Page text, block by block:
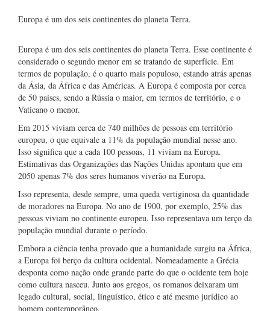
Europa é um dos seis continentes do planeta Terra.
Europa é um dos seis continentes do planeta Terra. Esse continente é
considerado o segundo menor em se tratando de superfície. Em
termos de população, é o quarto mais populoso, estando atrás apenas
da Ásia, da África e das Américas. A Europa é composta por cerca
de 50 países, sendo a Rússia o maior, em termos de território, e o
Vaticano o menor.
Em 2015 viviam cerca de 740 milhões de pessoas em território
europeu, o que equivale a 11% da população mundial nesse ano.
Isso significa que a cada 100 pessoas, 11 viviam na Europa.
Estimativas das Organizações das Nações Unidas apontam que em
2050 apenas 7% dos seres humanos viverão na Europa.
Isso representa, desde sempre, uma queda vertiginosa da quantidade
de moradores na Europa. No ano de 1900, por exemplo, 25% das
pessoas viviam no continente europeu. Isso representava um terço da
população mundial durante o período.
Embora a ciência tenha provado que a humanidade surgiu na África,
a Europa foi berço da cultura ocidental. Nomeadamente a Grécia
desponta como nação onde grande parte do que o ocidente tem hoje
como cultura nasceu. Junto aos gregos, os romanos deixaram um
legado cultural, social, linguístico, ético e até mesmo jurídico ao
homem contemporâneo.